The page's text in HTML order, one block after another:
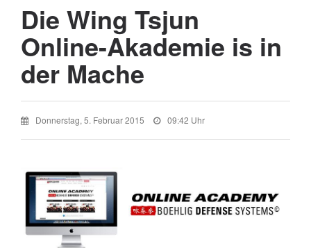
Die Wing Tsjun
Online-Akademie is in
der Mache
Donnerstag, 5. Februar 2015 09:42 Uhr